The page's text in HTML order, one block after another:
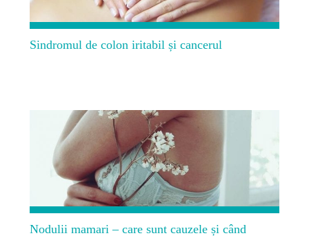
Sindromul de colon iritabil și cancerul
Nodulii mamari – care sunt cauzele și când